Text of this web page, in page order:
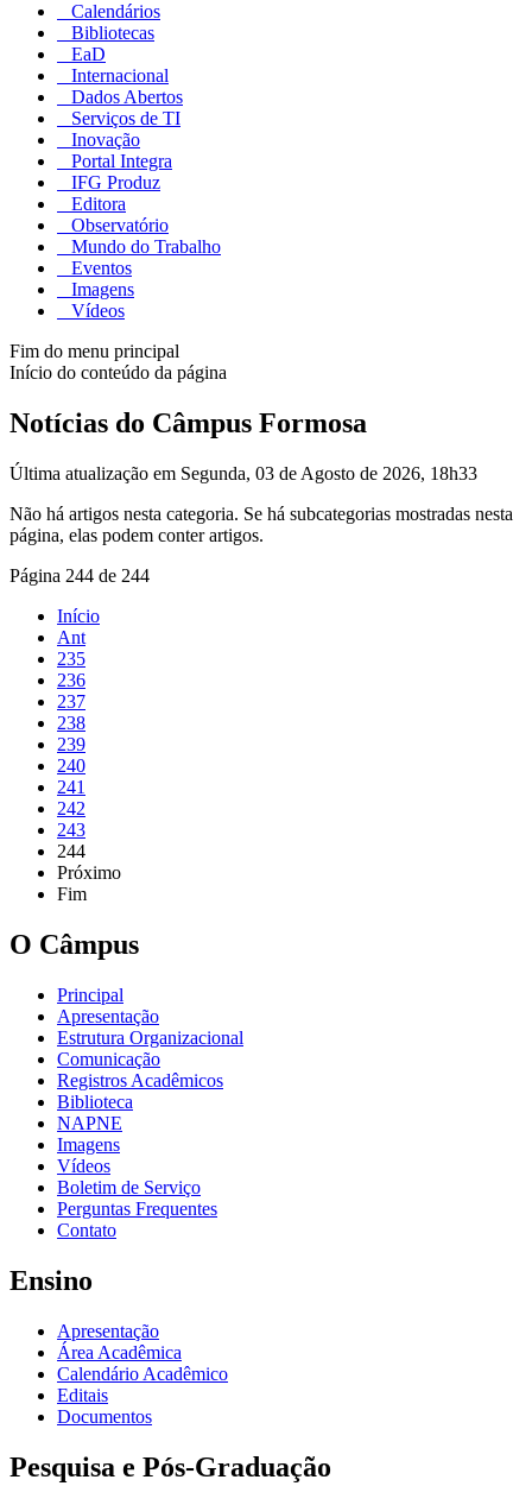
Calendários
Bibliotecas
EaD
Internacional
Dados Abertos
Serviços de TI
Inovação
Portal Integra
IFG Produz
Editora
Observatório
Mundo do Trabalho
Eventos
Imagens
Vídeos
Fim do menu principal
Início do conteúdo da página
Notícias do Câmpus Formosa
Última atualização em Segunda, 03 de Agosto de 2026, 18h33
Não há artigos nesta categoria. Se há subcategorias mostradas nesta
página, elas podem conter artigos.
Página 244 de 244
Início
Ant
235
236
237
238
239
240
241
242
243
244
Próximo
Fim
O Câmpus
Principal
Apresentação
Estrutura Organizacional
Comunicação
Registros Acadêmicos
Biblioteca
NAPNE
Imagens
Vídeos
Boletim de Serviço
Perguntas Frequentes
Contato
Ensino
Apresentação
Área Acadêmica
Calendário Acadêmico
Editais
Documentos
Pesquisa e Pós-Graduação